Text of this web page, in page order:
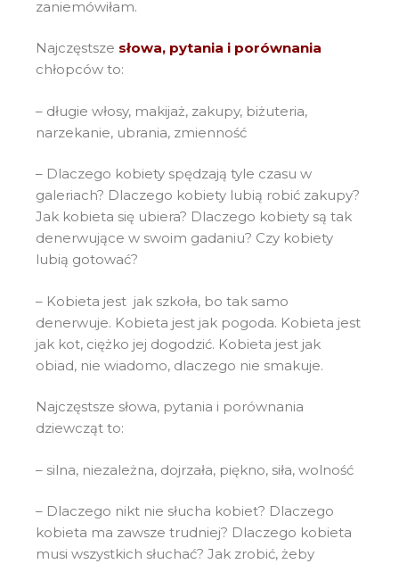
zaniemówiłam.
Najczęstsze słowa, pytania i porównania
chłopców to:
– długie włosy, makijaż, zakupy, biżuteria,
narzekanie, ubrania, zmienność
– Dlaczego kobiety spędzają tyle czasu w
galeriach? Dlaczego kobiety lubią robić zakupy?
Jak kobieta się ubiera? Dlaczego kobiety są tak
denerwujące w swoim gadaniu? Czy kobiety
lubią gotować?
– Kobieta jest jak szkoła, bo tak samo
denerwuje. Kobieta jest jak pogoda. Kobieta jest
jak kot, ciężko jej dogodzić. Kobieta jest jak
obiad, nie wiadomo, dlaczego nie smakuje.
Najczęstsze słowa, pytania i porównania
dziewcząt to:
– silna, niezależna, dojrzała, piękno, siła, wolność
– Dlaczego nikt nie słucha kobiet? Dlaczego
kobieta ma zawsze trudniej? Dlaczego kobieta
musi wszystkich słuchać? Jak zrobić, żeby